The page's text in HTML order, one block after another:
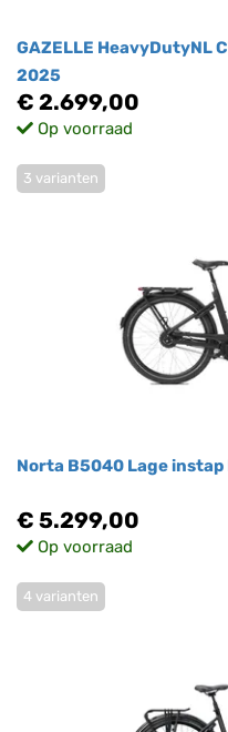
GAZELLE HeavyDutyNL
2025
€ 2.699,00
Op voorraad
Norta B5040 Lage
3 varianten
€ 5.299,00
Op voorraad
4 varianten